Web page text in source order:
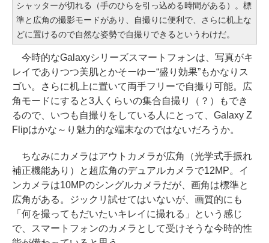
シャッターが切れる（手のひらを引っ込める時間がある）。標
準と広角の撮影モードがあり、自撮りに便利で、さらに机上な
どに置けるので自然な姿勢で自撮りできるというわけだ。
今時的なGalaxyシリーズスマートフォンは、写真がキ
レイでありつつ美肌とかそーゆー“盛り効果”もかなりス
ゴい。さらに机上に置いて両手フリーで自撮り可能。広
角モードにすると3人くらいの集合自撮り（？）もでき
るので、いつも自撮りをしている人にとって、Galaxy Z
Flipはかな～り魅力的な端末なのではないだろうか。
ちなみにカメラはアウトカメラが広角（光学式手振れ
補正機能あり）と超広角のデュアルカメラで12MP。イ
ンカメラは10MPのシングルカメラだが、画角は標準と
広角がある。ジックリ試せてはいないが、画質的にも
「何を撮ってもだいたいキレイに撮れる」という感じ
で、スマートフォンのカメラとして受けそうな今時的性